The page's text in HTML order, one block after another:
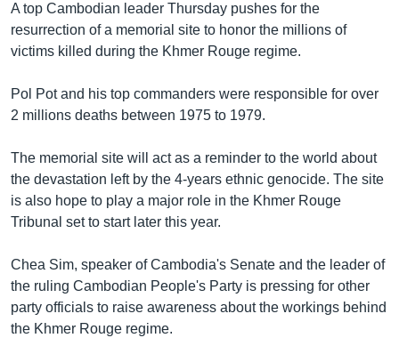
ម្តង
រំលង​
និង​
ទៅ​
ទំព័រ​
សម្ព័ន្ធ​
រំលង​
និង​
ចូល​
កាន់​
ទំព័រ​
ស្វែង​
រក
ព្រឹត្តិការណ៍ព័ត៌មាន
វិទ្យុ / ផតខាសថ៍
Khmer English
បណ្តាញ​សង្គម
ភាសា
A top Cambodian leader Thursday pushes for the
resurrection of a memorial site to honor the millions of
victims killed during the Khmer Rouge regime.
Pol Pot and his top commanders were responsible for over
2 millions deaths between 1975 to 1979.
The memorial site will act as a reminder to the world about
the devastation left by the 4-years ethnic genocide. The site
is also hope to play a major role in the Khmer Rouge
Tribunal set to start later this year.
Chea Sim, speaker of Cambodia's Senate and the leader of
the ruling Cambodian People's Party is pressing for other
party officials to raise awareness about the workings behind
the Khmer Rouge regime.